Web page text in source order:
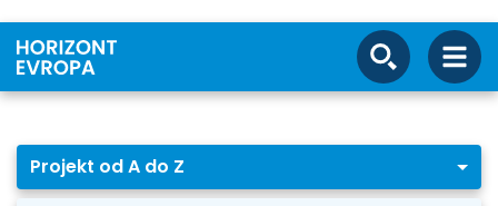
Projekt od A do Z